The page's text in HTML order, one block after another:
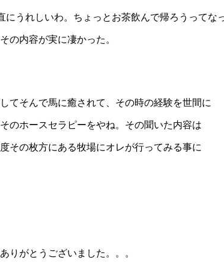
うれしいわ。ちょっとお茶飲んで帰ろうってな
の内容が実に凄かった。
てそんで馬に癒されて、その時の経験を世間に
のホースセラピーをやね。その聞いた内容は
その枚方にある牧場にオレが行ってみる事に
りがとうございました。。。